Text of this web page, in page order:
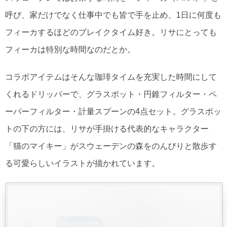
呼び、家だけでなく仕事中でも皆で手を止め、1日に何度も
フィーカするほどのブレイクタイム好き。リサにとっても
フィーカは特別な時間なのだとか。
コラボアイテムはそんな珈琲タイムを充実した時間にして
くれるドリッパーで、グラスポット・円錐フィルター・ペ
ーパーフィルター・計量スプーンの4点セット。グラスポッ
トの下の方には、リサが手掛ける代表的なキャラクター
「猫のマイキー」がスウェーデンの森をのんびりと散歩す
る可愛らしいイラストが描かれています。